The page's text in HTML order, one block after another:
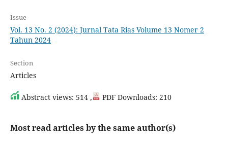
Issue
Vol. 13 No. 2 (2024): Jurnal Tata Rias Volume 13 Nomer 2
Tahun 2024
Section
Articles
Abstract views: 514 , PDF Downloads: 210
Most read articles by the same author(s)